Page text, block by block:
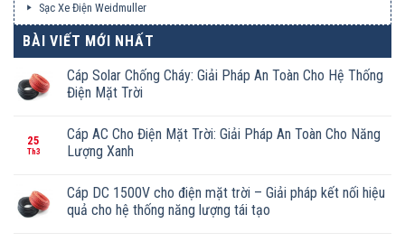
Sạc Xe Điện Weidmuller
BÀI VIẾT MỚI NHẤT
Cáp Solar Chống Cháy: Giải Pháp An Toàn Cho Hệ Thống
Điện Mặt Trời
25
Th3
Cáp AC Cho Điện Mặt Trời: Giải Pháp An Toàn Cho Năng
Lượng Xanh
Cáp DC 1500V cho điện mặt trời – Giải pháp kết nối hiệu
quả cho hệ thống năng lượng tái tạo